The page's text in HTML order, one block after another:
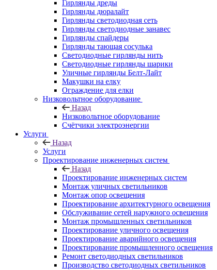
Гирлянды дреды
Гирлянды дюралайт
Гирлянды светодиодная сеть
Гирлянды светодиодные занавес
Гирлянды спайдеры
Гирлянды тающая сосулька
Светодиодные гирлянды нить
Светодиодные гирлянды шарики
Уличные гирлянды Белт-Лайт
Макушки на елку
Ограждение для елки
Низковольтное оборудование
Назад
Низковольтное оборудование
Счётчики электроэнергии
Услуги
Назад
Услуги
Проектирование инженерных систем
Назад
Проектирование инженерных систем
Монтаж уличных светильников
Монтаж опор освещения
Проектирование архитектурного освещения
Обслуживание сетей наружного освещения
Монтаж промышленных светильников
Проектирование уличного освещения
Проектирование аварийного освещения
Проектирование промышленного освещения
Ремонт светодиодных светильников
Производство светодиодных светильников